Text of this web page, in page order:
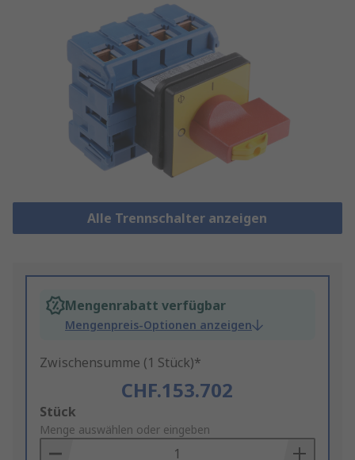
Alle Trennschalter anzeigen
Mengenrabatt verfügbar
Mengenpreis-Optionen anzeigen
Zwischensumme (1 Stück)*
CHF.153.702
Add
to
Basket
Stück
Menge auswählen oder eingeben